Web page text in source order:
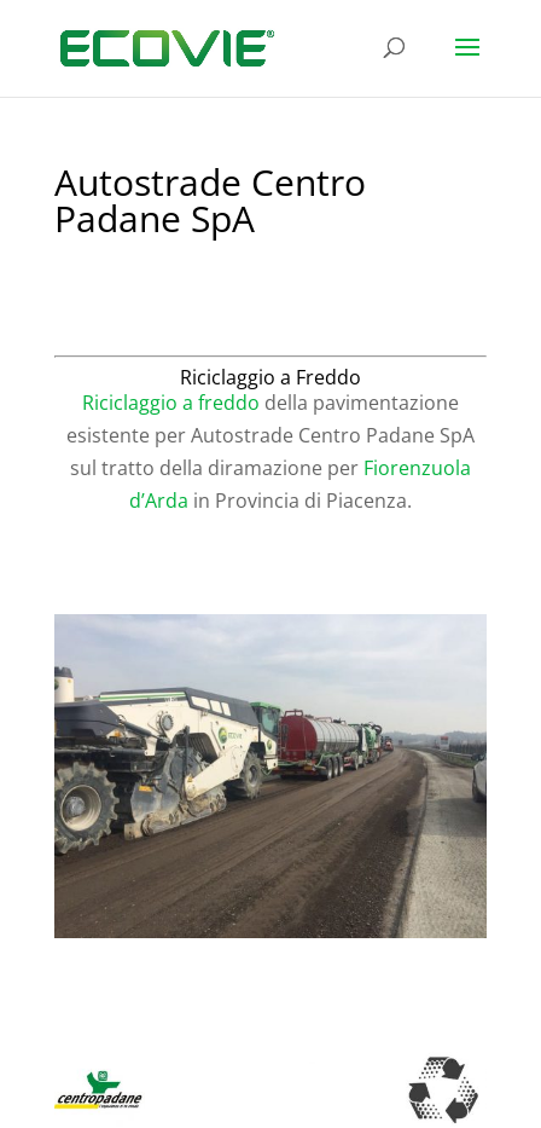
Autostrade Centro
Padane SpA
Riciclaggio a Freddo
Riciclaggio a freddo della pavimentazione
esistente per Autostrade Centro Padane SpA
sul tratto della diramazione per Fiorenzuola
d’Arda in Provincia di Piacenza.